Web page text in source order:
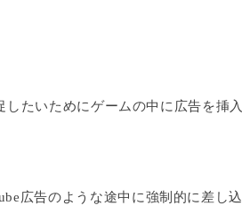
たいためにゲームの中に広告を挿入
広告のような途中に強制的に差し込